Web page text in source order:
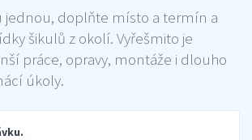
jednou, doplňte místo a termín a
šikulů z okolí. Vyřešmito je
práce, opravy, montáže i dlouho
úkoly.